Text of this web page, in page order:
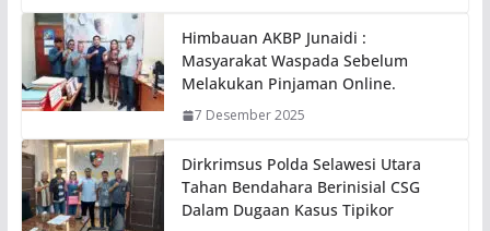
Himbauan AKBP Junaidi :
Masyarakat Waspada Sebelum
Melakukan Pinjaman Online.
7 Desember 2025
Dirkrimsus Polda Selawesi Utara
Tahan Bendahara Berinisial CSG
Dalam Dugaan Kasus Tipikor